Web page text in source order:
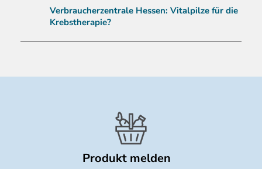
Verbraucherzentrale Hessen: Vitalpilze für die
Krebstherapie?
Produkt melden